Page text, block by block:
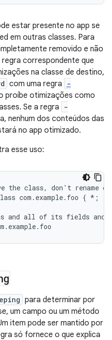
estar presente no app se
em outras classes. Para
removido e não
regra correspondente que
na classe de destino,
com uma regra
-
proíbe otimizações como
Se a regra
-
nenhum dos conteúdos das
no app otimizado.
esse uso:
the class, don't rename
com.example.foo { *; }
and all of its fields and
para determinar por
um campo ou um método
item pode ser mantido por
só fornece o que explica